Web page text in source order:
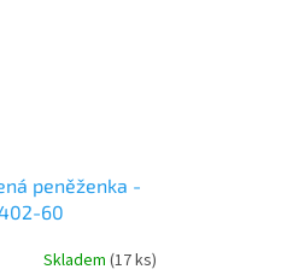
peněženka -
60
Skladem (17 ks)